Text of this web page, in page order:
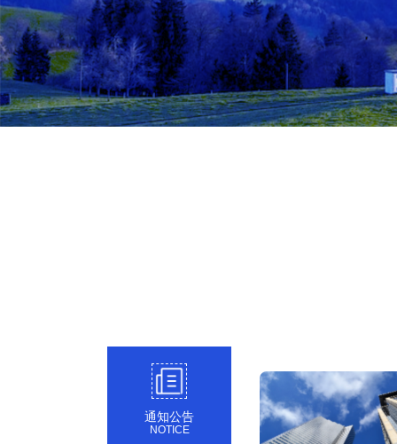
通知公告
NOTICE